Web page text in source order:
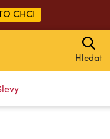
CHCI
Hledat